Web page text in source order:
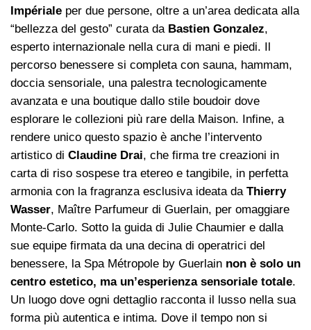
Impériale per due persone, oltre a un’area dedicata alla
“bellezza del gesto” curata da Bastien Gonzalez,
esperto internazionale nella cura di mani e piedi. Il
percorso benessere si completa con sauna, hammam,
doccia sensoriale, una palestra tecnologicamente
avanzata e una boutique dallo stile boudoir dove
esplorare le collezioni più rare della Maison. Infine, a
rendere unico questo spazio è anche l’intervento
artistico di Claudine Drai, che firma tre creazioni in
carta di riso sospese tra etereo e tangibile, in perfetta
armonia con la fragranza esclusiva ideata da Thierry
Wasser, Maître Parfumeur di Guerlain, per omaggiare
Monte-Carlo. Sotto la guida di Julie Chaumier e dalla
sue equipe firmata da una decina di operatrici del
benessere, la Spa Métropole by Guerlain non è solo un
centro estetico, ma un’esperienza sensoriale totale.
Un luogo dove ogni dettaglio racconta il lusso nella sua
forma più autentica e intima. Dove il tempo non si